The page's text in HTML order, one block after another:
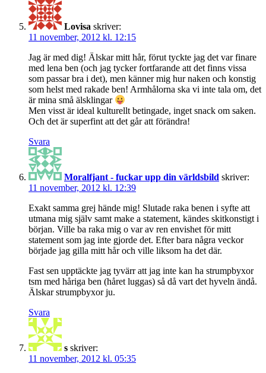
Lovisa skriver:
11 november, 2012 kl. 12:15
Jag är med dig! Älskar mitt hår, förut tyckte jag det var finare
med lena ben (och jag tycker fortfarande att det finns vissa
som passar bra i det), men känner mig hur naken och konstig
som helst med rakade ben! Armhålorna ska vi inte tala om, det
är mina små älsklingar
Men visst är ideal kulturellt betingade, inget snack om saken.
Och det är superfint att det går att förändra!
Svara
Moralfjant - fuckar upp din världsbild skriver:
11 november, 2012 kl. 12:39
Exakt samma grej hände mig! Slutade raka benen i syfte att
utmana mig själv samt make a statement, kändes skitkonstigt i
början. Ville ba raka mig o var av ren envishet för mitt
statement som jag inte gjorde det. Efter bara några veckor
började jag gilla mitt hår och ville liksom ha det där.
Fast sen upptäckte jag tyvärr att jag inte kan ha strumpbyxor
tsm med håriga ben (håret luggas) så då vart det hyveln ändå.
Älskar strumpbyxor ju.
Svara
s skriver:
11 november, 2012 kl. 05:35